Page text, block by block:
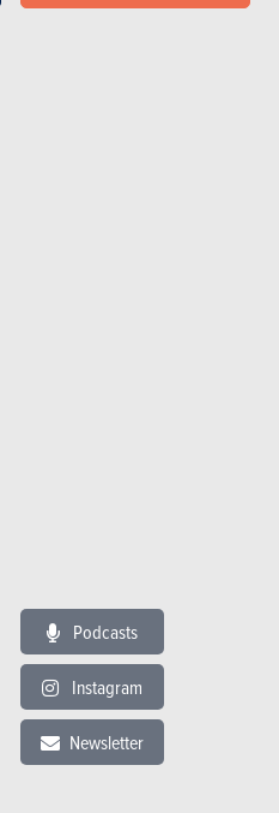
Podcasts
Instagram
Newsletter